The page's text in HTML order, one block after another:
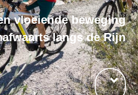
vloeiende beweging
langs de Rijn